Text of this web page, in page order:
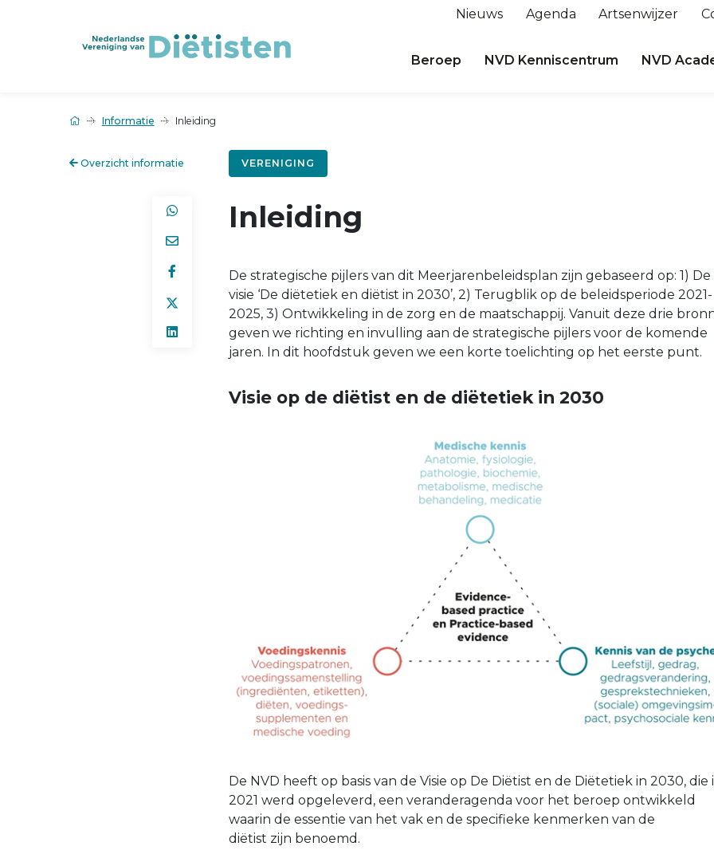
Nieuws Agenda Artsenwijzer
Beroep NVD Kenniscentrum NVD
Informatie Inleiding
Overzicht informatie VERENIGING
Inleiding
De strategische pijlers van dit Meerjarenbeleidsplan zijn gebaseerd op: 1) De
visie ‘De diëtetiek en diëtist in 2030’, 2) Terugblik op de beleidsperiode 2021-
2025, 3) Ontwikkeling in de zorg en de maatschappij. Vanuit deze drie
geven we richting en invulling aan de strategische pijlers voor de komende
jaren. In dit hoofdstuk geven we een korte toelichting op het eerste punt.
Visie op de diëtist en de diëtetiek in 2030
De NVD heeft op basis van de Visie op De Diëtist en de Diëtetiek in 2030, die
2021 werd opgeleverd, een veranderagenda voor het beroep ontwikkeld
waarin de essentie van het vak en de specifieke kenmerken van de
diëtist zijn benoemd.